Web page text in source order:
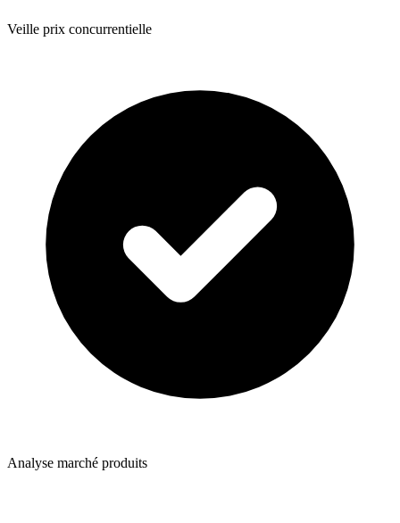
Veille prix concurrentielle
Analyse marché produits